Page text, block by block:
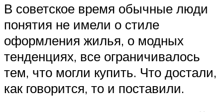
В советское время обычные люди
понятия не имели о стиле
оформления жилья, о модных
тенденциях, все ограничивалось
тем, что могли купить. Что достали,
как говорится, то и поставили.